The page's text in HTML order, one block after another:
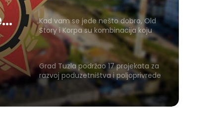
Kad vam se jede nešto dobro, Old
Story i Korpa su kombinacija koju
vrijedi zapamtiti
Grad Tuzla podržao 17 projekata za
razvoj poduzetništva i poljoprivrede